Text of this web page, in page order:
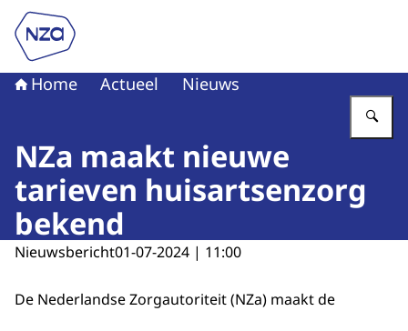
Naar de homepage van Nederlandse Zorgautoriteit
Home Actueel Nieuws
NZa maakt nieuwe
tarieven huisartsenzorg
bekend
Nieuwsbericht01-07-2024 | 11:00
De Nederlandse Zorgautoriteit (NZa) maakt de